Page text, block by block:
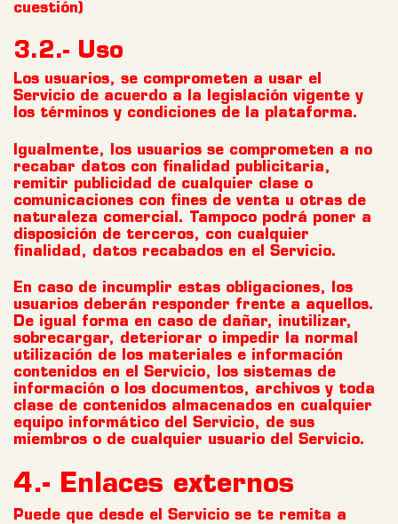
cuestión)
3.2.- Uso
Los usuarios, se comprometen a usar el
Servicio de acuerdo a la legislación vigente y
los términos y condiciones de la plataforma.
Igualmente, los usuarios se comprometen a no
recabar datos con finalidad publicitaria,
remitir publicidad de cualquier clase o
comunicaciones con fines de venta u otras de
naturaleza comercial. Tampoco podrá poner a
disposición de terceros, con cualquier
finalidad, datos recabados en el Servicio.
En caso de incumplir estas obligaciones, los
usuarios deberán responder frente a aquellos.
De igual forma en caso de dañar, inutilizar,
sobrecargar, deteriorar o impedir la normal
utilización de los materiales e información
contenidos en el Servicio, los sistemas de
información o los documentos, archivos y toda
clase de contenidos almacenados en cualquier
equipo informático del Servicio, de sus
miembros o de cualquier usuario del Servicio.
4.- Enlaces externos
Puede que desde el Servicio se te remita a